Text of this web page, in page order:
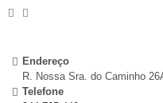
Endereço
R. Nossa Sra. do Caminho
Telefone